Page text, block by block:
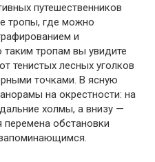
путешественников
тропы, где можно
и
тропам вы увидите
тенистых лесных уголков
точками. В ясную
на окрестности: на
холмы, а внизу —
перемена обстановки